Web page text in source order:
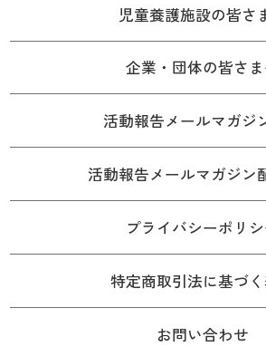
児童養護施設の皆さ
企業・団体の皆さ
活動報告メールマガジ
活動報告メールマガジン
プライバシーポリ
特定商取引法に基づ
お問い合わせ